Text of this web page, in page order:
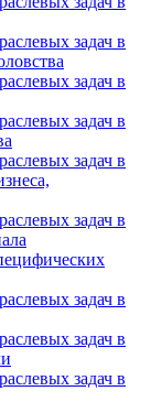
задач в
задач в
задач в
задач в
задач в
задач в
задач в
задач в